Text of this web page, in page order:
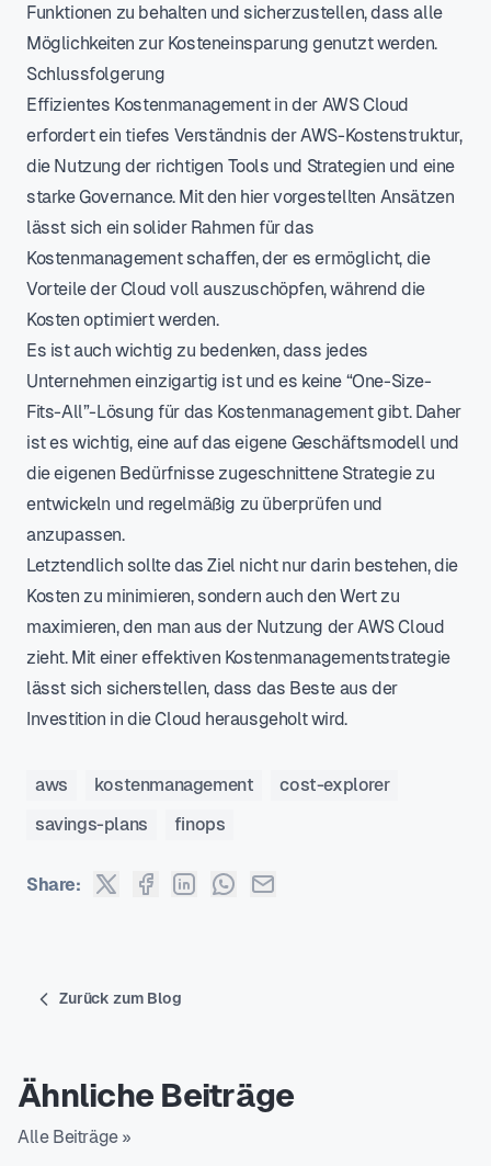
Funktionen zu behalten und sicherzustellen, dass alle
Möglichkeiten zur Kosteneinsparung genutzt werden.
Schlussfolgerung
Effizientes Kostenmanagement in der AWS Cloud
erfordert ein tiefes Verständnis der AWS-Kostenstruktur,
die Nutzung der richtigen Tools und Strategien und eine
starke Governance. Mit den hier vorgestellten Ansätzen
lässt sich ein solider Rahmen für das
Kostenmanagement schaffen, der es ermöglicht, die
Vorteile der Cloud voll auszuschöpfen, während die
Kosten optimiert werden.
Es ist auch wichtig zu bedenken, dass jedes
Unternehmen einzigartig ist und es keine “One-Size-
Fits-All”-Lösung für das Kostenmanagement gibt. Daher
ist es wichtig, eine auf das eigene Geschäftsmodell und
die eigenen Bedürfnisse zugeschnittene Strategie zu
entwickeln und regelmäßig zu überprüfen und
anzupassen.
Letztendlich sollte das Ziel nicht nur darin bestehen, die
Kosten zu minimieren, sondern auch den Wert zu
maximieren, den man aus der Nutzung der AWS Cloud
zieht. Mit einer effektiven Kostenmanagementstrategie
lässt sich sicherstellen, dass das Beste aus der
Investition in die Cloud herausgeholt wird.
aws kostenmanagement
cost-explorer
savings-plans
finops
Share:
Zurück zum Blog
Ähnliche Beiträge
Alle Beiträge »